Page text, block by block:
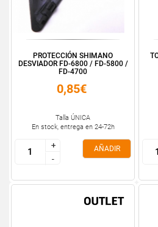
PROTECCIÓN SHIMANO
DESVIADOR FD-6800 / FD-5800 /
FD-4700
0,85€
Talla ÚNICA
En stock, entrega en 24-72h
+
-
+
-
AÑADIR